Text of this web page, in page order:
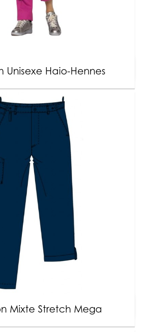
Unisexe Haio-Hennes
Mixte Stretch Mega